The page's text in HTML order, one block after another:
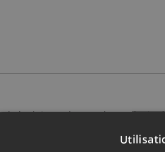
réunit les artistes peintres
proposée par Nicolas Valentiny